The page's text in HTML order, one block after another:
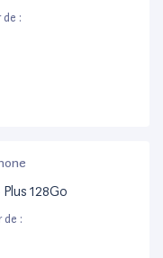
:
128Go
de :